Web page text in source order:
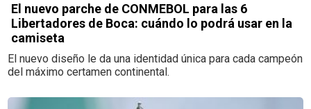
El nuevo parche de CONMEBOL para las 6
Libertadores de Boca: cuándo lo podrá usar en la
camiseta
El nuevo diseño le da una identidad única para cada campeón
del máximo certamen continental.